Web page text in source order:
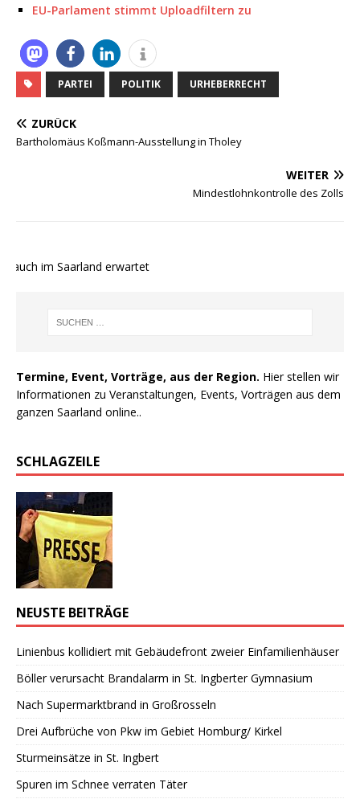
EU-Parlament stimmt Uploadfiltern zu
PARTEI POLITIK URHEBERRECHT
ZURÜCK
Bartholomäus Koßmann-Ausstellung in Tholey
WEITER
Mindestlohnkontrolle des Zolls
auch im Saarland erwartet
Termine, Event, Vorträge, aus der Region. Hier stellen wir
Informationen zu Veranstaltungen, Events, Vorträgen aus dem
ganzen Saarland online..
SCHLAGZEILE
NEUSTE BEITRÄGE
Linienbus kollidiert mit Gebäudefront zweier Einfamilienhäuser
Böller verursacht Brandalarm in St. Ingberter Gymnasium
Nach Supermarktbrand in Großrosseln
Drei Aufbrüche von Pkw im Gebiet Homburg/ Kirkel
Sturmeinsätze in St. Ingbert
Spuren im Schnee verraten Täter